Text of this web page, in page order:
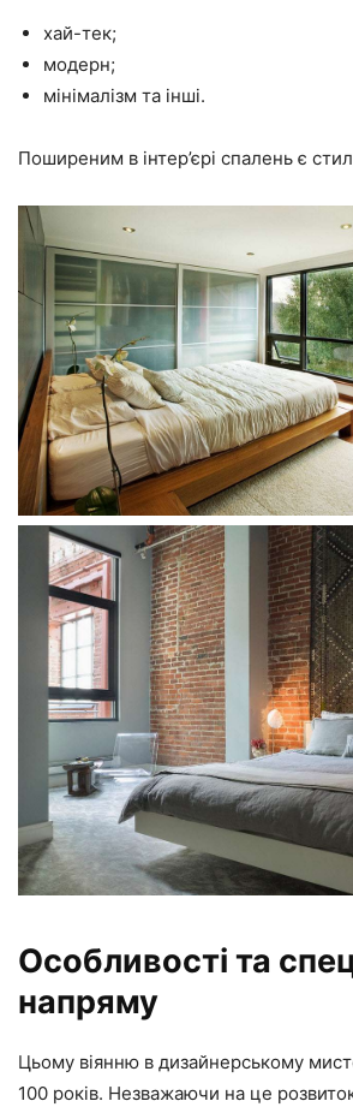
хай-тек;
модерн;
мінімалізм та інші.
Поширеним в інтер’єрі спалень є
Особливості та
напряму
Цьому віянню в дизайнерському
100 років. Незважаючи на це